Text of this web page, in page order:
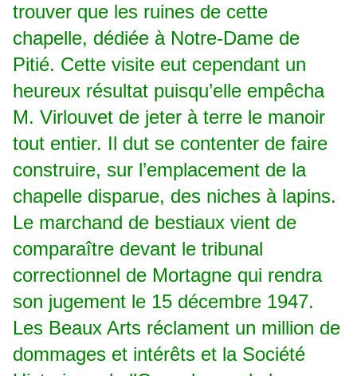
trouver que les ruines de cette
chapelle, dédiée à Notre-Dame de
Pitié. Cette visite eut cependant un
heureux résultat puisqu’elle empêcha
M. Virlouvet de jeter à terre le manoir
tout entier. Il dut se contenter de faire
construire, sur l’emplacement de la
chapelle disparue, des niches à lapins.
Le marchand de bestiaux vient de
comparaître devant le tribunal
correctionnel de Mortagne qui rendra
son jugement le 15 décembre 1947.
Les Beaux Arts réclament un million de
dommages et intérêts et la Société